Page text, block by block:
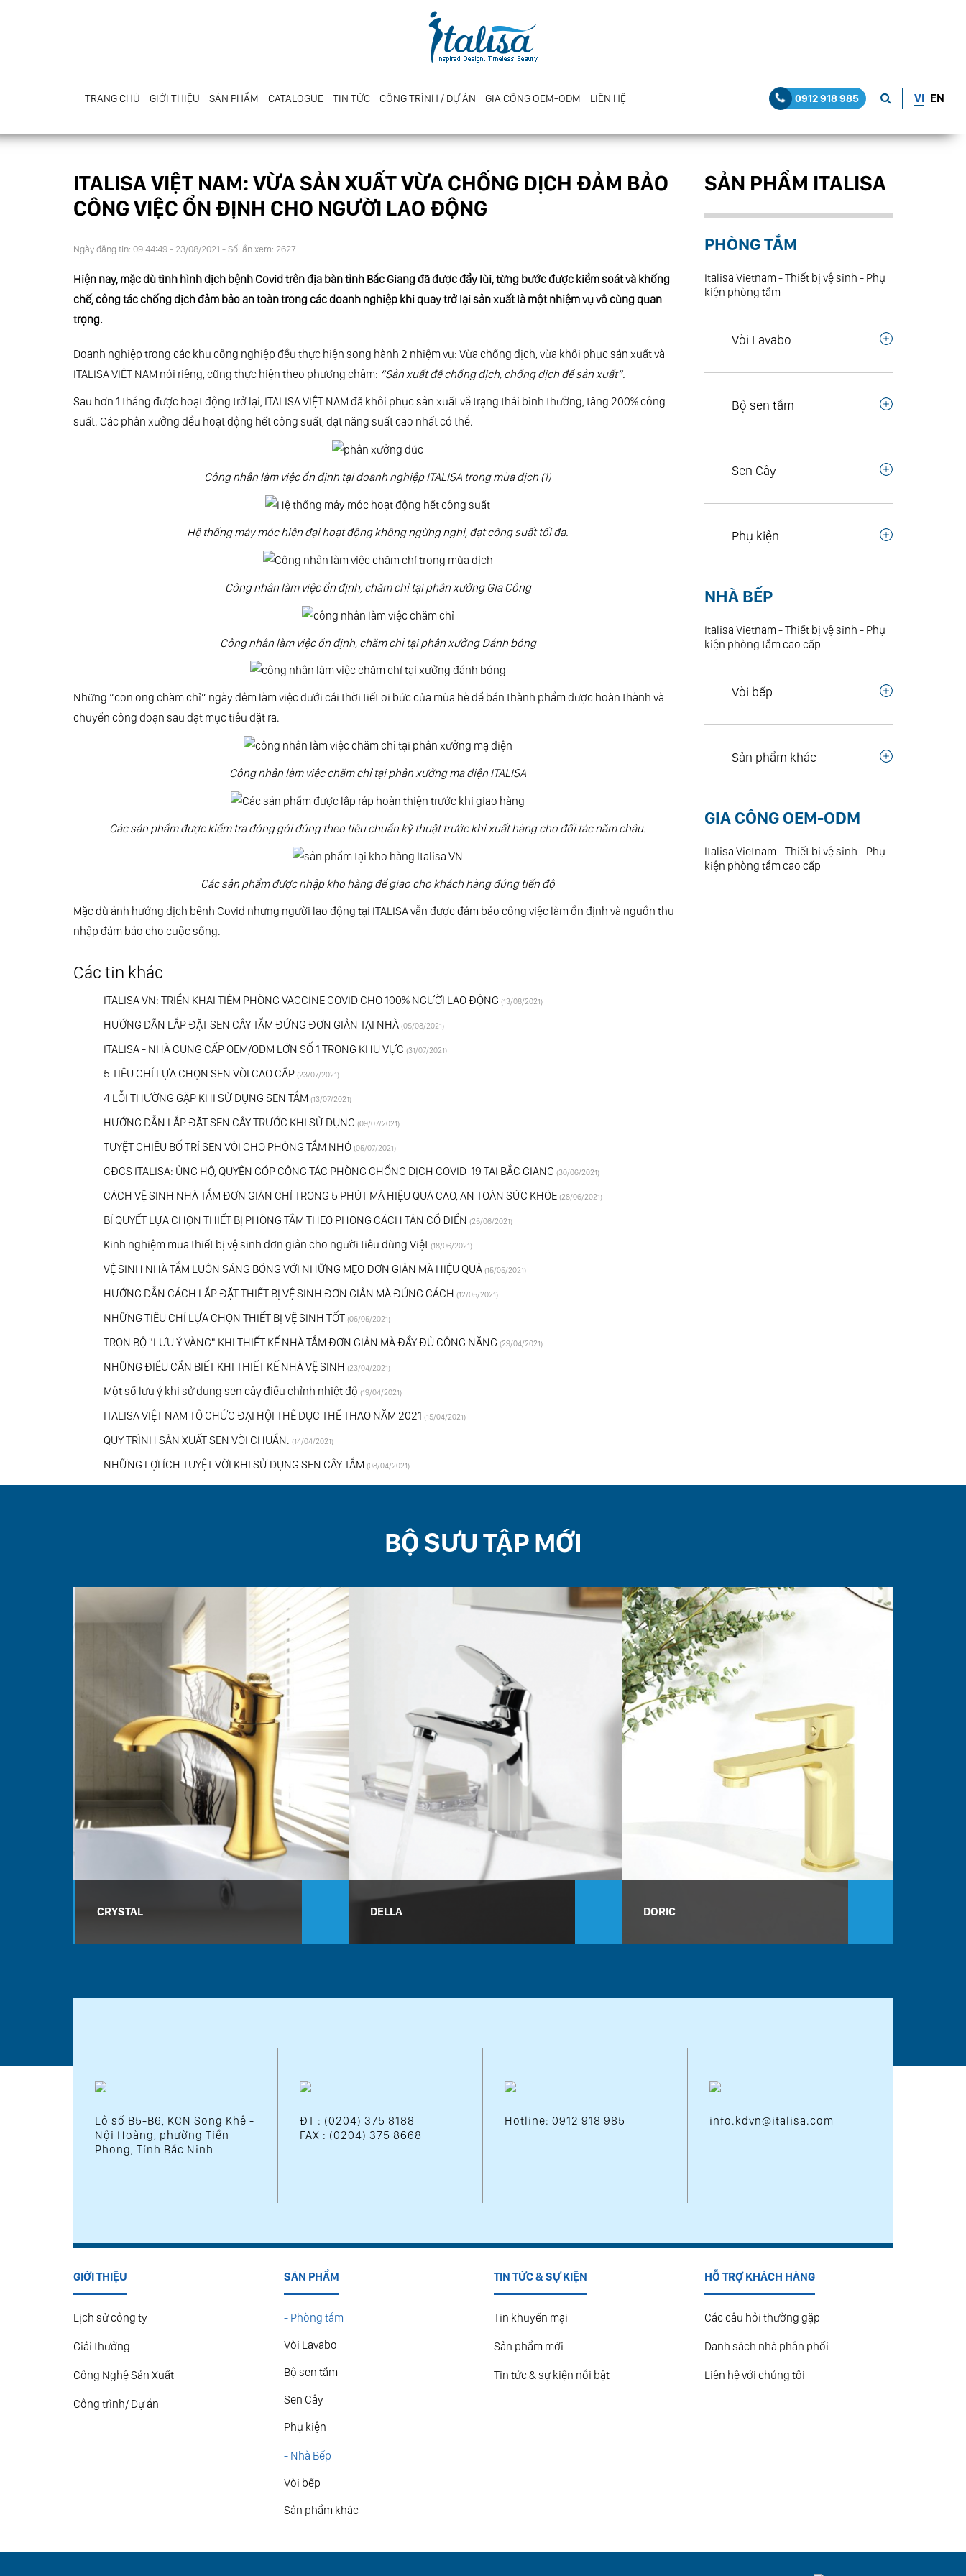
TRANG CHỦ GIỚI THIỆU SẢN PHẨM CATALOGUE TIN TỨC CÔNG TRÌNH / DỰ ÁN GIA CÔNG OEM-ODM LIÊN HỆ VI EN
0912 918 985
ITALISA VIỆT NAM: VỪA SẢN XUẤT VỪA CHỐNG DỊCH ĐẢM BẢO
CÔNG VIỆC ỔN ĐỊNH CHO NGƯỜI LAO ĐỘNG
Ngày đăng tin: 09:44:49 - 23/08/2021 - Số lần xem: 2627
Hiện nay, mặc dù tình hình dịch bệnh Covid trên địa bàn tỉnh Bắc Giang đã được đẩy lùi, từng bước được kiểm soát và khống
chế, công tác chống dịch đảm bảo an toàn trong các doanh nghiệp khi quay trở lại sản xuất là một nhiệm vụ vô cùng quan
trọng.
Doanh nghiệp trong các khu công nghiệp đều thực hiện song hành 2 nhiệm vụ: Vừa chống dịch, vừa khôi phục sản xuất và
ITALISA VIỆT NAM nói riêng, cũng thực hiện theo phương châm: “Sản xuất để chống dịch, chống dịch để sản xuất”.
Sau hơn 1 tháng được hoạt động trở lại, ITALISA VIỆT NAM đã khôi phục sản xuất về trạng thái bình thường, tăng 200% công
suất. Các phân xưởng đều hoạt động hết công suất, đạt năng suất cao nhất có thể.
Công nhân làm việc ổn định tại doanh nghiệp ITALISA trong mùa dịch (1)
Hệ thống máy móc hiện đại hoạt động không ngừng nghi, đạt công suất tối đa.
Công nhân làm việc ổn định, chăm chỉ tại phân xưởng Gia Công
Công nhân làm việc ổn định, chăm chỉ tại phân xưởng Đánh bóng
Những “con ong chăm chỉ” ngày đêm làm việc dưới cái thời tiết oi bức của mùa hè để bán thành phẩm được hoàn thành và
chuyển công đoạn sau đạt mục tiêu đặt ra.
Công nhân làm việc chăm chỉ tại phân xưởng mạ điện ITALISA
Các sản phẩm được kiểm tra đóng gói đúng theo tiêu chuẩn kỹ thuật trước khi xuất hàng cho đối tác năm châu.
Các sản phẩm được nhập kho hàng để giao cho khách hàng đúng tiến độ
Mặc dù ảnh hưởng dịch bênh Covid nhưng người lao động tại ITALISA vẫn được đảm bảo công việc làm ổn định và nguồn thu
nhập đảm bảo cho cuộc sống.
Các tin khác
ITALISA VN: TRIỂN KHAI TIÊM PHÒNG VACCINE COVID CHO 100% NGƯỜI LAO ĐỘNG (13/08/2021)
HƯỚNG DÃN LẮP ĐẶT SEN CÂY TẮM ĐỨNG ĐƠN GIẢN TẠI NHÀ (05/08/2021)
ITALISA - NHÀ CUNG CẤP OEM/ODM LỚN SỐ 1 TRONG KHU VỰC (31/07/2021)
5 TIÊU CHÍ LỰA CHỌN SEN VÒI CAO CẤP (23/07/2021)
4 LỖI THƯỜNG GẶP KHI SỬ DỤNG SEN TẮM (13/07/2021)
HƯỚNG DẪN LẮP ĐẶT SEN CÂY TRƯỚC KHI SỬ DỤNG (09/07/2021)
TUYỆT CHIÊU BỐ TRÍ SEN VÒI CHO PHÒNG TẮM NHỎ (05/07/2021)
CĐCS ITALISA: ỦNG HỘ, QUYÊN GÓP CÔNG TÁC PHÒNG CHỐNG DỊCH COVID-19 TẠI BẮC GIANG (30/06/2021)
CÁCH VỆ SINH NHÀ TẮM ĐƠN GIẢN CHỈ TRONG 5 PHÚT MÀ HIỆU QUẢ CAO, AN TOÀN SỨC KHỎE (28/06/2021)
BÍ QUYẾT LỰA CHỌN THIẾT BỊ PHÒNG TẮM THEO PHONG CÁCH TÂN CỔ ĐIỂN (25/06/2021)
Kinh nghiệm mua thiết bị vệ sinh đơn giản cho người tiêu dùng Việt (18/06/2021)
VỆ SINH NHÀ TẮM LUÔN SÁNG BÓNG VỚI NHỮNG MẸO ĐƠN GIẢN MÀ HIỆU QUẢ (15/05/2021)
HƯỚNG DẪN CÁCH LẮP ĐẶT THIẾT BỊ VỆ SINH ĐƠN GIẢN MÀ ĐÚNG CÁCH (12/05/2021)
NHỮNG TIÊU CHÍ LỰA CHỌN THIẾT BỊ VỆ SINH TỐT (06/05/2021)
TRỌN BỘ "LƯU Ý VÀNG" KHI THIẾT KẾ NHÀ TẮM ĐƠN GIẢN MÀ ĐẦY ĐỦ CÔNG NĂNG (29/04/2021)
NHỮNG ĐIỀU CẦN BIẾT KHI THIẾT KẾ NHÀ VỆ SINH (23/04/2021)
Một số lưu ý khi sử dụng sen cây điều chỉnh nhiệt độ (19/04/2021)
ITALISA VIỆT NAM TỔ CHỨC ĐẠI HỘI THỂ DỤC THỂ THAO NĂM 2021 (15/04/2021)
QUY TRÌNH SẢN XUẤT SEN VÒI CHUẨN. (14/04/2021)
NHỮNG LỢI ÍCH TUYỆT VỜI KHI SỬ DỤNG SEN CÂY TẮM (08/04/2021)
SẢN PHẨM ITALISA
PHÒNG TẮM
Italisa Vietnam - Thiết bị vệ sinh - Phụ
kiện phòng tắm
Vòi Lavabo
Bộ sen tắm
Sen Cây
Phụ kiện
NHÀ BẾP
Italisa Vietnam - Thiết bị vệ sinh - Phụ
kiện phòng tắm cao cấp
Vòi bếp
Sản phẩm khác
GIA CÔNG OEM-ODM
Italisa Vietnam - Thiết bị vệ sinh - Phụ
kiện phòng tắm cao cấp
BỘ SƯU TẬP MỚI
CRYSTAL DELLA DORIC
Lô số B5-B6, KCN Song Khê -
Nội Hoàng, phường Tiền
Phong, Tỉnh Bắc Ninh
ĐT : (0204) 375 8188
FAX : (0204) 375 8668
Hotline: 0912 918 985 info.kdvn@italisa.com
GIỚI THIỆU
Lịch sử công ty
Giải thưởng
Công Nghệ Sản Xuất
Công trình/ Dự án
SẢN PHẨM
- Phòng tắm
Vòi Lavabo
Bộ sen tắm
Sen Cây
Phụ kiện
- Nhà Bếp
Vòi bếp
Sản phẩm khác
TIN TỨC & SỰ KIỆN
Tin khuyến mại
Sản phẩm mới
Tin tức & sự kiện nổi bật
HỖ TRỢ KHÁCH HÀNG
Các câu hỏi thường gặp
Danh sách nhà phân phối
Liên hệ với chúng tôi